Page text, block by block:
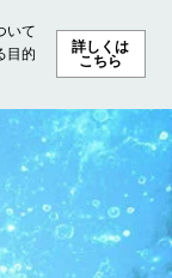
いて
目的
詳しくは
こちら
ッション ビューテ